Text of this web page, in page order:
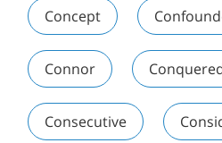
Concept
Connor
Consecutive